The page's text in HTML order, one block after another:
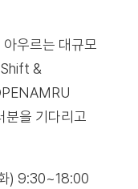
우르는 대규모
&
분을 기다리고
) 9:30~18:00